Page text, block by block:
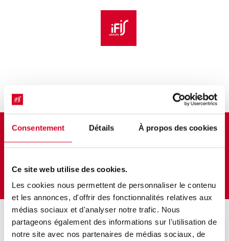
Consentement Détails À propos des cookies
Ce site web utilise des cookies.
Les cookies nous permettent de personnaliser le contenu
et les annonces, d'offrir des fonctionnalités relatives aux
médias sociaux et d'analyser notre trafic. Nous
partageons également des informations sur l'utilisation de
notre site avec nos partenaires de médias sociaux, de
21èmes Journées Droit de la Santé
et du Médicament J2
Veuillez décrire votre situation